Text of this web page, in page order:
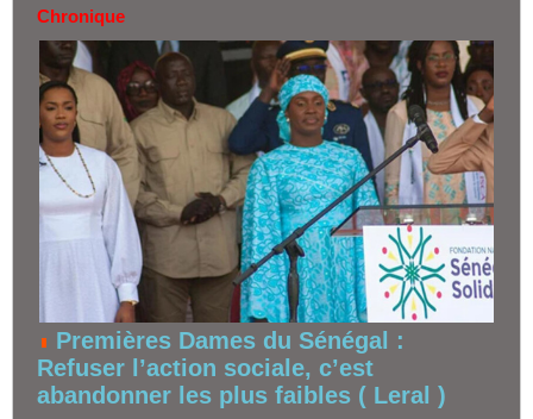
Chronique
Premières Dames du Sénégal :
Refuser l’action sociale, c’est
abandonner les plus faibles ( Leral )